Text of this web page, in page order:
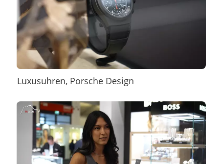
Luxusuhren, Porsche Design